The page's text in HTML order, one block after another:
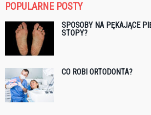
POPULARNE POSTY
SPOSOBY NA PĘKAJĄCE
STOPY?
CO ROBI ORTODONTA?